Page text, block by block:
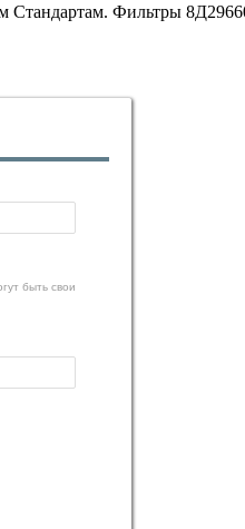
Фильтры
быть свои